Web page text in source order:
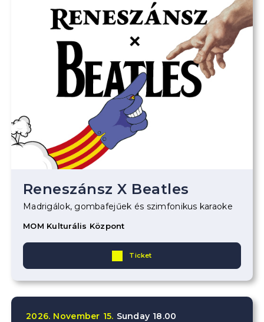
Reneszánsz X Beatles
Madrigálok, gombafejűek és szimfonikus karaoke
MOM Kulturális Központ
Ticket
2026. November 15. Sunday 18.00